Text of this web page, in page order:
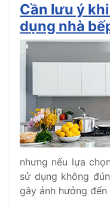
Cần lưu ý
dụng nhà
nhưng nếu lựa
sử dụng không
gây ảnh hưởng